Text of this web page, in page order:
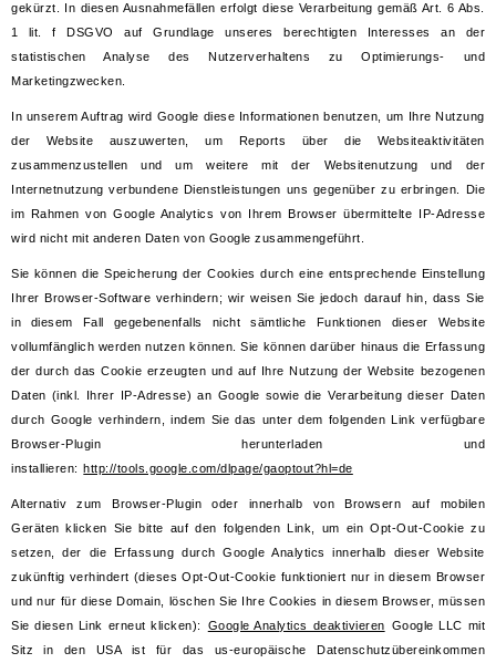
gekürzt. In diesen Ausnahmefällen erfolgt diese Verarbeitung gemäß Art. 6 Abs.
1 lit. f DSGVO auf Grundlage unseres berechtigten Interesses an der
statistischen Analyse des Nutzerverhaltens zu Optimierungs- und
Marketingzwecken.
In unserem Auftrag wird Google diese Informationen benutzen, um Ihre Nutzung
der Website auszuwerten, um Reports über die Websiteaktivitäten
zusammenzustellen und um weitere mit der Websitenutzung und der
Internetnutzung verbundene Dienstleistungen uns gegenüber zu erbringen. Die
im Rahmen von Google Analytics von Ihrem Browser übermittelte IP-Adresse
wird nicht mit anderen Daten von Google zusammengeführt.
Sie können die Speicherung der Cookies durch eine entsprechende Einstellung
Ihrer Browser-Software verhindern; wir weisen Sie jedoch darauf hin, dass Sie
in diesem Fall gegebenenfalls nicht sämtliche Funktionen dieser Website
vollumfänglich werden nutzen können. Sie können darüber hinaus die Erfassung
der durch das Cookie erzeugten und auf Ihre Nutzung der Website bezogenen
Daten (inkl. Ihrer IP-Adresse) an Google sowie die Verarbeitung dieser Daten
durch Google verhindern, indem Sie das unter dem folgenden Link verfügbare
Browser-Plugin herunterladen und
installieren: http://tools.google.com/dlpage/gaoptout?hl=de
Alternativ zum Browser-Plugin oder innerhalb von Browsern auf mobilen
Geräten klicken Sie bitte auf den folgenden Link, um ein Opt-Out-Cookie zu
setzen, der die Erfassung durch Google Analytics innerhalb dieser Website
zukünftig verhindert (dieses Opt-Out-Cookie funktioniert nur in diesem Browser
und nur für diese Domain, löschen Sie Ihre Cookies in diesem Browser, müssen
Sie diesen Link erneut klicken):
Google Analytics deaktivieren Google LLC mit
Sitz in den USA ist für das us-europäische Datenschutzübereinkommen